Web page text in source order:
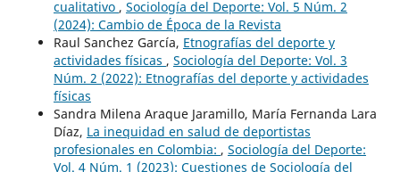
cualitativo , Sociología del Deporte: Vol. 5 Núm. 2
(2024): Cambio de Época de la Revista
Raul Sanchez García, Etnografías del deporte y
actividades físicas , Sociología del Deporte: Vol. 3
Núm. 2 (2022): Etnografías del deporte y actividades
físicas
Sandra Milena Araque Jaramillo, María Fernanda Lara
Díaz, La inequidad en salud de deportistas
profesionales en Colombia: , Sociología del Deporte:
Vol. 4 Núm. 1 (2023): Cuestiones de Sociología del